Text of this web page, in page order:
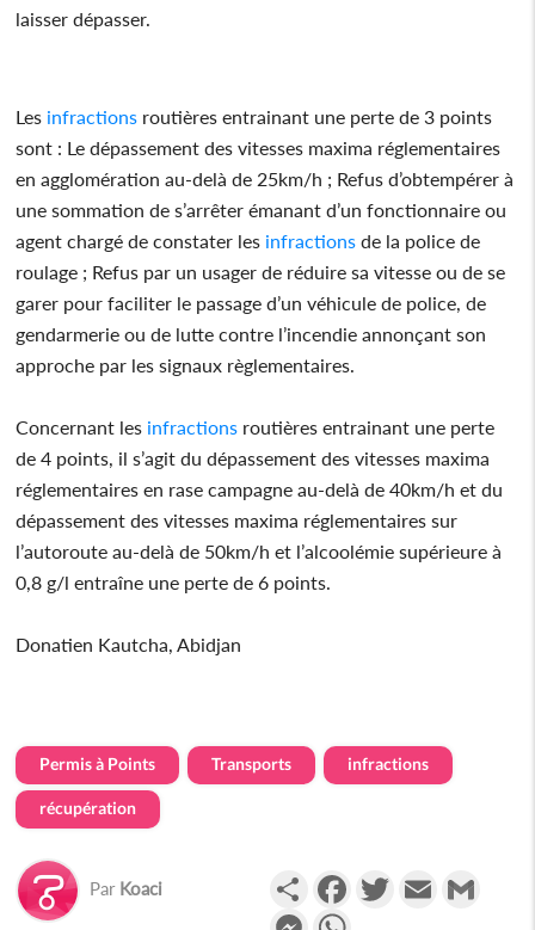
laisser dépasser.
Les infractions routières entrainant une perte de 3 points
sont : Le dépassement des vitesses maxima réglementaires
en agglomération au-delà de 25km/h ; Refus d’obtempérer à
une sommation de s’arrêter émanant d’un fonctionnaire ou
agent chargé de constater les infractions de la police de
roulage ; Refus par un usager de réduire sa vitesse ou de se
garer pour faciliter le passage d’un véhicule de police, de
gendarmerie ou de lutte contre l’incendie annonçant son
approche par les signaux règlementaires.
Concernant les infractions routières entrainant une perte
de 4 points, il s’agit du dépassement des vitesses maxima
réglementaires en rase campagne au-delà de 40km/h et du
dépassement des vitesses maxima réglementaires sur
l’autoroute au-delà de 50km/h et l’alcoolémie supérieure à
0,8 g/l entraîne une perte de 6 points.
Donatien Kautcha, Abidjan
Permis à Points Transports infractions
récupération
Par Koaci PartagerFacebookTwitterEmail
Messenger